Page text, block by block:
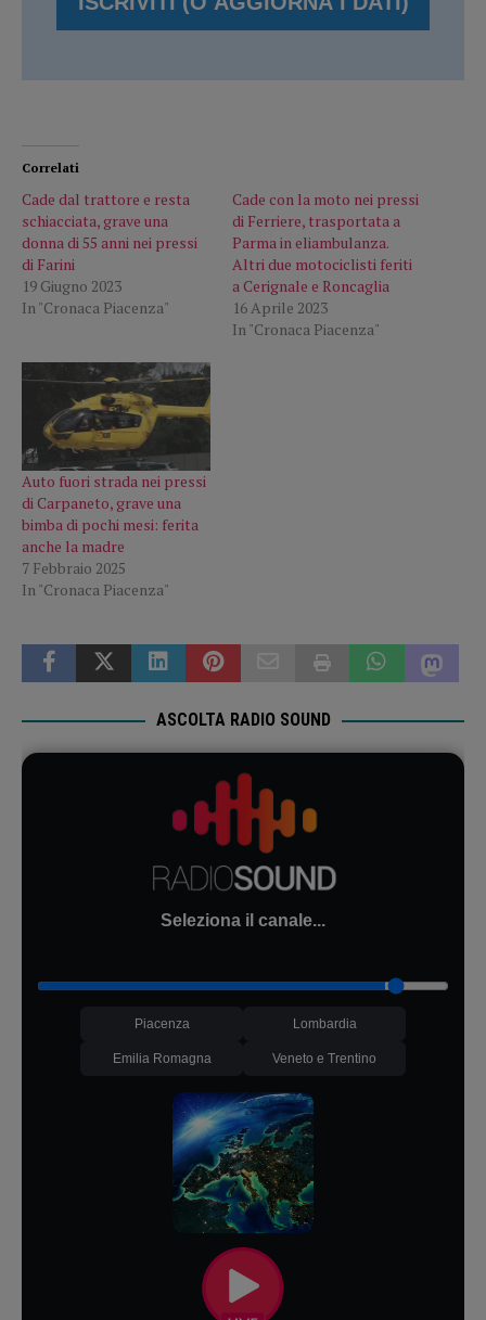
Correlati
Cade dal trattore e resta
schiacciata, grave una
donna di 55 anni nei pressi
di Farini
19 Giugno 2023
In "Cronaca Piacenza"
Cade con la moto nei pressi
di Ferriere, trasportata a
Parma in eliambulanza.
Altri due motociclisti feriti
a Cerignale e Roncaglia
16 Aprile 2023
In "Cronaca Piacenza"
Auto fuori strada nei pressi
di Carpaneto, grave una
bimba di pochi mesi: ferita
anche la madre
7 Febbraio 2025
In "Cronaca Piacenza"
ASCOLTA RADIO SOUND
Seleziona il canale...
Piacenza Lombardia
Emilia Romagna Veneto e Trentino